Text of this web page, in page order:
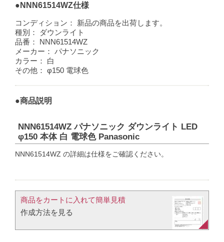
●NNN61514WZ仕様
コンディション：
新品の商品を出荷します。
種別：
ダウンライト
品番：
NNN61514WZ
メーカー：
パナソニック
カラー：
白
その他：
φ150 電球色
●商品説明
NNN61514WZ パナソニック ダウンライト LED
φ150 本体 白 電球色 Panasonic
NNN61514WZ の詳細は仕様をご確認ください。
商品をカートに入れて簡単見積​
作成方法を見る​​